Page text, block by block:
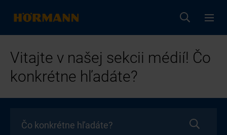
Vitajte v našej sekcii médií! Čo
konkrétne hľadáte?